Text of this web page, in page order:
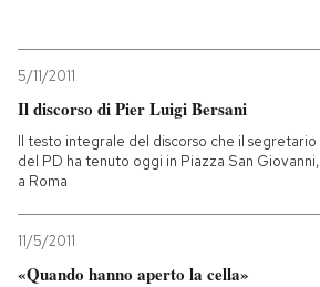
5/11/2011
Il discorso di Pier Luigi Bersani
Il testo integrale del discorso che il segretario
del PD ha tenuto oggi in Piazza San Giovanni,
a Roma
11/5/2011
«Quando hanno aperto la cella»